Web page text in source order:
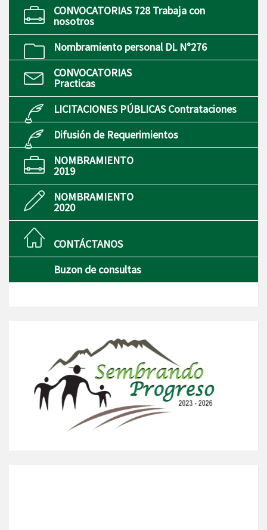
CONVOCATORIAS 728 Trabaja con
nosotros
Nombramiento personal DL N°276
CONVOCATORIAS
Practicas
LICITACIONES PÚBLICAS Contrataciones
Difusión de Requerimientos
NOMBRAMIENTO
2019
NOMBRAMIENTO
2020
CONTÁCTANOS
Buzon de consultas